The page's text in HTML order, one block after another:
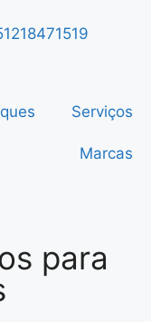
Serviços
Marcas
para